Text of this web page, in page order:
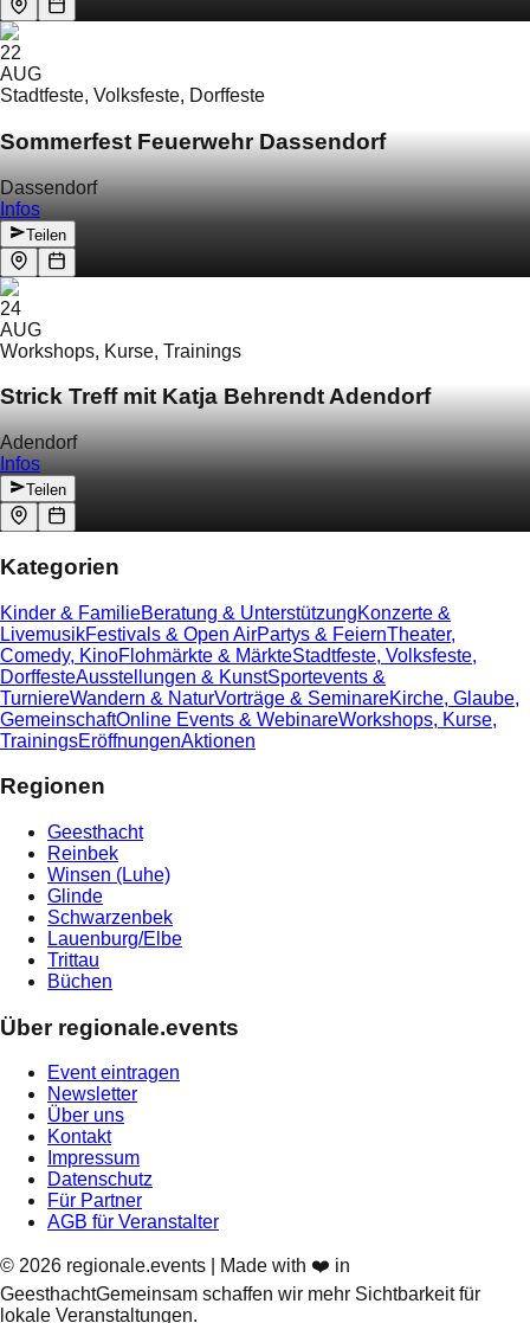
22
AUG
Stadtfeste, Volksfeste, Dorffeste
Sommerfest Feuerwehr Dassendorf
Dassendorf
Infos
Teilen
24
AUG
Workshops, Kurse, Trainings
Strick Treff mit Katja Behrendt Adendorf
Adendorf
Infos
Teilen
Kategorien
Kinder & FamilieBeratung & UnterstützungKonzerte &
LivemusikFestivals & Open AirPartys & FeiernTheater,
Comedy, KinoFlohmärkte & MärkteStadtfeste, Volksfeste,
DorffesteAusstellungen & KunstSportevents &
TurniereWandern & NaturVorträge & SeminareKirche, Glaube,
GemeinschaftOnline Events & WebinareWorkshops, Kurse,
TrainingsEröffnungenAktionen
Regionen
Geesthacht
Reinbek
Winsen (Luhe)
Glinde
Schwarzenbek
Lauenburg/Elbe
Trittau
Büchen
Über regionale.events
Event eintragen
Newsletter
Über uns
Kontakt
Impressum
Datenschutz
Für Partner
AGB für Veranstalter
© 2026 regionale.events | Made with ❤️ in
GeesthachtGemeinsam schaffen wir mehr Sichtbarkeit für
lokale Veranstaltungen.